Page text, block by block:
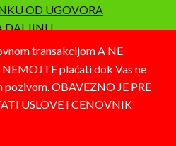
transakcijom A NE
plaćati dok Vas ne
OBAVEZNO JE PRE
USLOVE I CENOVNIK
OD UGOVORA
DALJINU